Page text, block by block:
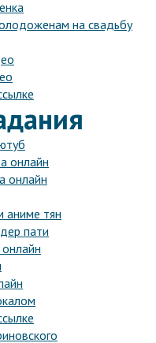
на свадьбу
онлайн
онлайн
аниме тян
пати